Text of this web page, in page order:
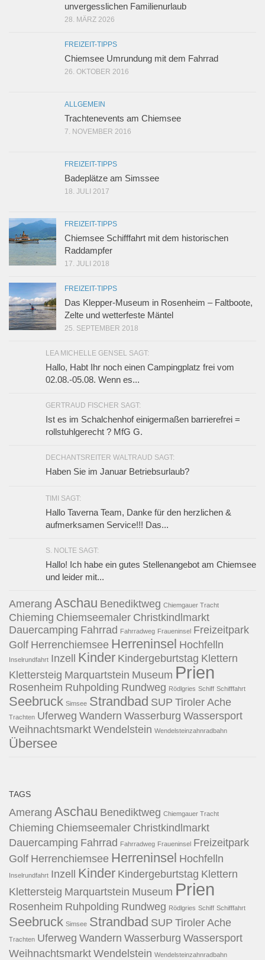
unvergesslichen Familienurlaub
28. MÄRZ 2026
FREIZEIT-TIPPS
Chiemsee Umrundung mit dem Fahrrad
26. OKTOBER 2016
ALLGEMEIN
Trachtenevents am Chiemsee
7. NOVEMBER 2016
FREIZEIT-TIPPS
Badeplätze am Simssee
18. JULI 2017
FREIZEIT-TIPPS
Chiemsee Schifffahrt mit dem historischen
Raddampfer
17. JULI 2018
FREIZEIT-TIPPS
Das Klepper-Museum in Rosenheim – Faltboote,
Zelte und wetterfeste Mäntel
25. SEPTEMBER 2018
LEA MICHELLE GENSEL SAGT:
Hallo, Habt Ihr noch einen Campingplatz frei vom
02.08.-05.08. Wenn es...
GERTRAUD FISCHER SAGT:
Ist es im Schalchenhof einigermaßen barrierefrei =
rollstuhlgerecht ? MfG G.
DECHANTSREITER WALTRAUD SAGT:
Haben Sie im Januar Betriebsurlaub?
TIMI SAGT:
Hallo Taverna Team, Danke für den herzlichen &
aufmerksamen Service!!! Das...
S. NOLTE SAGT:
Hallo! Ich habe ein gutes Stellenangebot am Chiemsee
und leider mit...
Amerang Aschau Benediktweg Chiemgauer Tracht
Chieming Chiemseemaler Christkindlmarkt
Dauercamping Fahrrad Fahrradweg Fraueninsel Freizeitpark
Golf Herrenchiemsee Herreninsel Hochfelln
Inselrundfahrt Inzell Kinder Kindergeburtstag Klettern
Klettersteig Marquartstein Museum Prien
Rosenheim Ruhpolding Rundweg Rödlgries Schiff Schifffahrt
Seebruck Simsee Strandbad SUP Tiroler Ache
Trachten Uferweg Wandern Wasserburg Wassersport
Weihnachtsmarkt Wendelstein Wendelsteinzahnradbahn
Übersee
TAGS
Amerang Aschau Benediktweg Chiemgauer Tracht
Chieming Chiemseemaler Christkindlmarkt
Dauercamping Fahrrad Fahrradweg Fraueninsel Freizeitpark
Golf Herrenchiemsee Herreninsel Hochfelln
Inselrundfahrt Inzell Kinder Kindergeburtstag Klettern
Klettersteig Marquartstein Museum Prien
Rosenheim Ruhpolding Rundweg Rödlgries Schiff Schifffahrt
Seebruck Simsee Strandbad SUP Tiroler Ache
Trachten Uferweg Wandern Wasserburg Wassersport
Weihnachtsmarkt Wendelstein Wendelsteinzahnradbahn